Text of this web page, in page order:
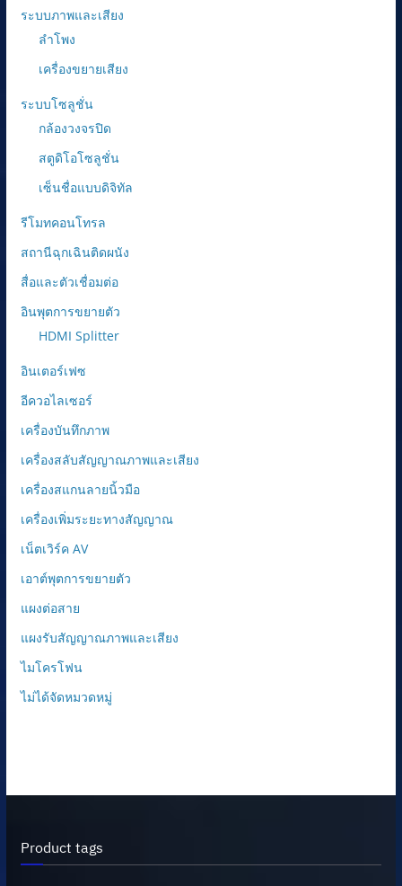
ระบบภาพและเสียง
ลำโพง
เครื่องขยายเสียง
ระบบโซลูชั่น
กล้องวงจรปิด
สตูดิโอโซลูชั่น
เซ็นชื่อแบบดิจิทัล
รีโมทคอนโทรล
สถานีฉุกเฉินติดผนัง
สื่อและตัวเชื่อมต่อ
อินพุตการขยายตัว
HDMI Splitter
อินเตอร์เฟซ
อีควอไลเซอร์
เครื่องบันทึกภาพ
เครื่องสลับสัญญาณภาพและเสียง
เครื่องสแกนลายนิ้วมือ
เครื่องเพิ่มระยะทางสัญญาณ
เน็ตเวิร์ค AV
เอาต์พุตการขยายตัว
แผงต่อสาย
แผงรับสัญญาณภาพและเสียง
ไมโครโฟน
ไม่ได้จัดหมวดหมู่
Product tags